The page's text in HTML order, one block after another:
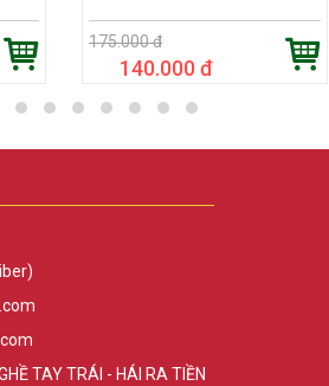
175.000 đ
140.000 đ
TAY TRÁI - HÁI RA TIỀN